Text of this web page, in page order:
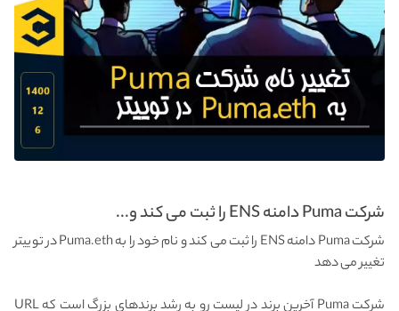
شرکت Puma دامنه ENS را ثبت می کند و...
شرکت Puma دامنه ENS را ثبت می کند و نام خود را به Puma.eth در توییتر
تغییر می دهد
شرکت Puma آخرین برند در لیست رو به رشد برندهای بزرگ است که URL